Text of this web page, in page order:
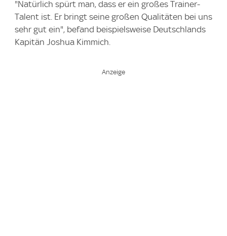
"Natürlich spürt man, dass er ein großes Trainer-
Talent ist. Er bringt seine großen Qualitäten bei uns
sehr gut ein", befand beispielsweise Deutschlands
Kapitän Joshua Kimmich.